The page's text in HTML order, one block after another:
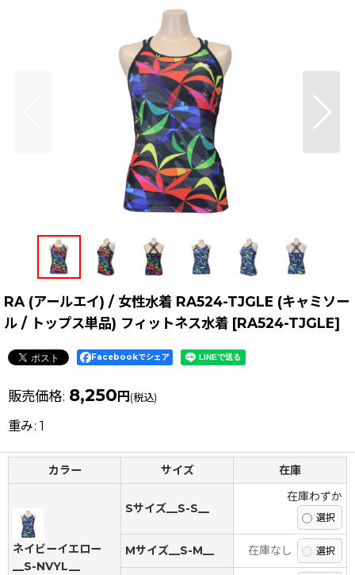
RA (アールエイ) / 女性水着 RA524-TJGLE (キャミソー
ル / トップス単品) フィットネス水着 [RA524-TJGLE]
Facebookでシェア
販売価格: 8,250 円 (税込)
重み: 1
カラー サイズ 在庫
ネイビーイエロー
__S-NVYL__
Sサイズ__S-S__
在庫わずか
Mサイズ__S-M__ 在庫なし